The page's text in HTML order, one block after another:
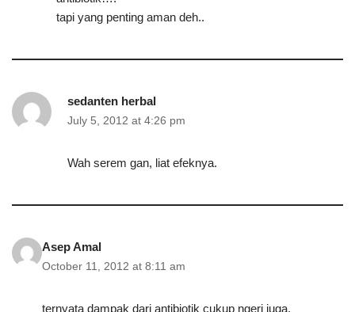
tapi yang penting aman deh..
sedanten herbal
July 5, 2012 at 4:26 pm
Wah serem gan, liat efeknya.
Asep Amal
October 11, 2012 at 8:11 am
ternyata dampak dari antibiotik cukup ngeri juga,